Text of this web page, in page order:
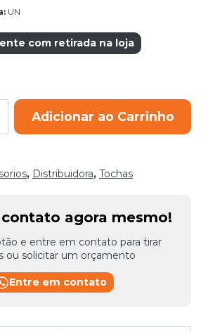
UN
com retirada na loja
Adicionar ao Carrinho
, Distribuidora, Tochas
agora mesmo!
e entre em contato para tirar
ou solicitar um orçamento
Entre em contato